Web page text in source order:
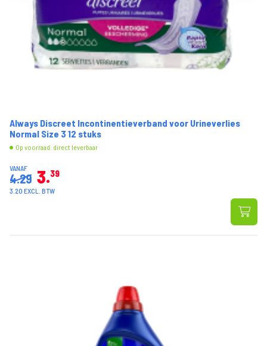
Always Discreet Incontinentieverband voor Urineverlies
Normal Size 3 12 stuks
Op voorraad: direct leverbaar
VANAF
4.29 3 39
3.20 EXCL. BTW